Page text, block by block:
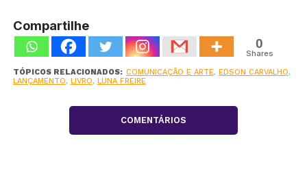
Compartilhe
0
Shares
TÓPICOS RELACIONADOS: COMUNICAÇÃO E ARTE, EDSON CARVALHO,
LANÇAMENTO, LIVRO, LUNA FREIRE
COMENTÁRIOS